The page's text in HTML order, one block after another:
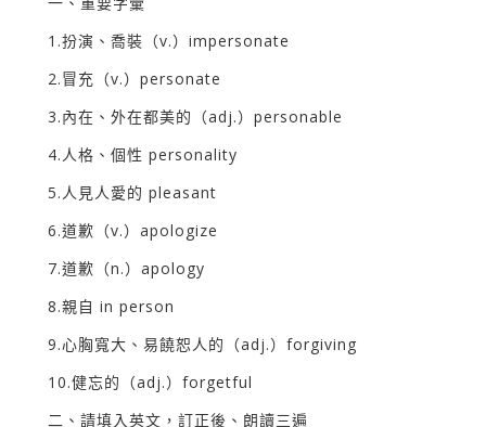
1.扮演、喬裝（v.）impersonate
2.冒充（v.）personate
3.內在、外在都美的（adj.）personable
4.人格、個性 personality
5.人見人愛的 pleasant
6.道歉（v.）apologize
7.道歉（n.）apology
8.親自 in person
9.心胸寬大、易饒恕人的（adj.）forgiving
10.健忘的（adj.）forgetful
二、請填入英文，訂正後、朗讀三遍